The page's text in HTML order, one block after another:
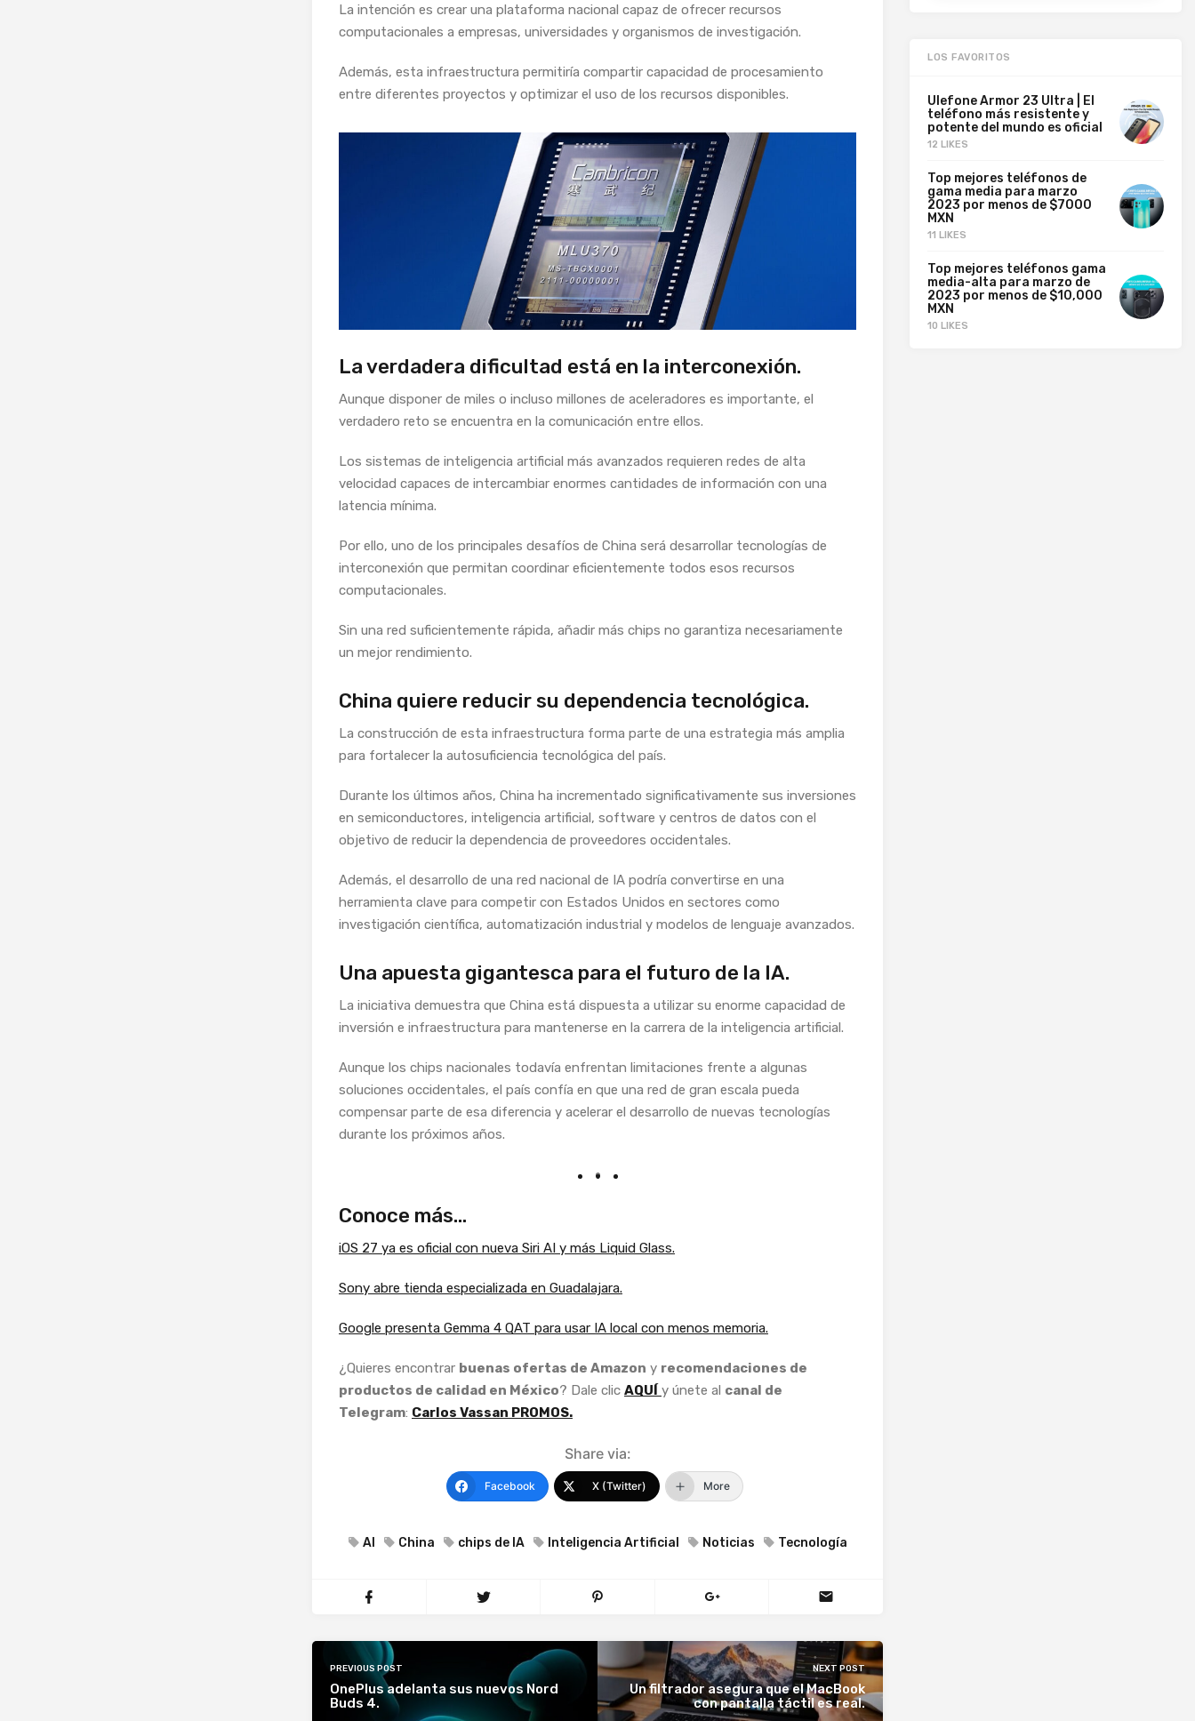
La intención es crear una plataforma nacional capaz de ofrecer recursos
computacionales a empresas, universidades y organismos de investigación.
Además, esta infraestructura permitiría compartir capacidad de procesamiento
entre diferentes proyectos y optimizar el uso de los recursos disponibles.
La verdadera dificultad está en la interconexión.
Aunque disponer de miles o incluso millones de aceleradores es importante, el
verdadero reto se encuentra en la comunicación entre ellos.
Los sistemas de inteligencia artificial más avanzados requieren redes de alta
velocidad capaces de intercambiar enormes cantidades de información con una
latencia mínima.
Por ello, uno de los principales desafíos de China será desarrollar tecnologías de
interconexión que permitan coordinar eficientemente todos esos recursos
computacionales.
Sin una red suficientemente rápida, añadir más chips no garantiza necesariamente
un mejor rendimiento.
China quiere reducir su dependencia tecnológica.
La construcción de esta infraestructura forma parte de una estrategia más amplia
para fortalecer la autosuficiencia tecnológica del país.
Durante los últimos años, China ha incrementado significativamente sus inversiones
en semiconductores, inteligencia artificial, software y centros de datos con el
objetivo de reducir la dependencia de proveedores occidentales.
Además, el desarrollo de una red nacional de IA podría convertirse en una
herramienta clave para competir con Estados Unidos en sectores como
investigación científica, automatización industrial y modelos de lenguaje avanzados.
Una apuesta gigantesca para el futuro de la IA.
La iniciativa demuestra que China está dispuesta a utilizar su enorme capacidad de
inversión e infraestructura para mantenerse en la carrera de la inteligencia artificial.
Aunque los chips nacionales todavía enfrentan limitaciones frente a algunas
soluciones occidentales, el país confía en que una red de gran escala pueda
compensar parte de esa diferencia y acelerar el desarrollo de nuevas tecnologías
durante los próximos años.
Conoce más…
iOS 27 ya es oficial con nueva Siri AI y más Liquid Glass.
Sony abre tienda especializada en Guadalajara.
Google presenta Gemma 4 QAT para usar IA local con menos memoria.
¿Quieres encontrar buenas ofertas de Amazon y recomendaciones de
productos de calidad en México? Dale clic AQUÍ y únete al canal de
Telegram: Carlos Vassan PROMOS.
Share via:
Facebook X (Twitter) More
AI China chips de IA Inteligencia Artificial Noticias Tecnología
PREVIOUS POST
OnePlus adelanta sus nuevos Nord
Buds 4.
NEXT POST
Un filtrador asegura que el MacBook
con pantalla táctil es real.
LOS FAVORITOS
Ulefone Armor 23 Ultra | El
teléfono más resistente y
potente del mundo es oficial
12 LIKES
Top mejores teléfonos de
gama media para marzo
2023 por menos de $7000
MXN
11 LIKES
Top mejores teléfonos gama
media-alta para marzo de
2023 por menos de $10,000
MXN
10 LIKES